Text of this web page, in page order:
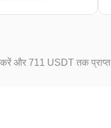
करें और 711 USDT तक